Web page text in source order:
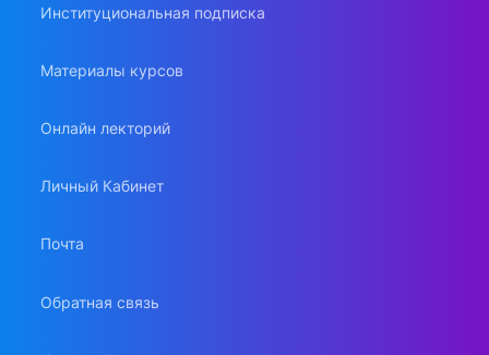
Институциональная подписка
Материалы курсов
Онлайн лекторий
Личный Кабинет
Почта
Обратная связь